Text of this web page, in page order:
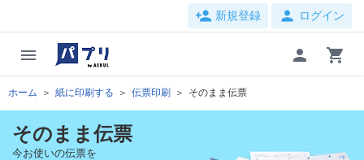
person_add 新規登録 person ログイン
menu person shopping_cart
ホーム 紙に印刷する 伝票印刷 そのまま伝票
そのまま伝票
今お使いの伝票を